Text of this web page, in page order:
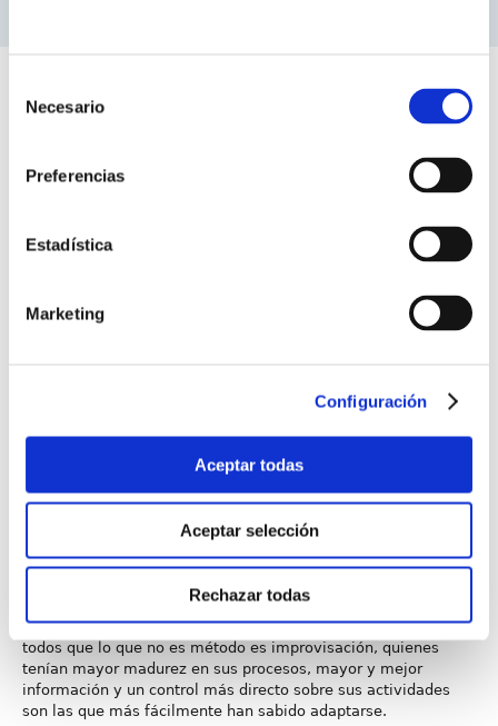
Necesario
Preferencias
Estadística
Marketing
Configuración
Aceptar todas
Aceptar selección
Rechazar todas
Opinión
Vivimos tiempos volátiles, inciertos, complejos y ambiguos,
estamos ante una nueva era digital donde lo único que va a
quedar constante es el propio cambio, debemos cambiar la
forma en que venimos cambiando y aprender a cambiar con
rapidez y eficacia siendo para ello necesario tener procesos
que permitan una coreografía perfecta a la altura de la
En este sentido, la pandemia ha venido a demostrarnos a
todos que lo que no es método es improvisación, quienes
tenían mayor madurez en sus procesos, mayor y mejor
información y un control más directo sobre sus actividades
son las que más fácilmente han sabido adaptarse.